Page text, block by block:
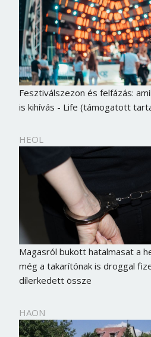
Fesztiválszezon és felfázás:
is kihívás - Life (támogatott
HEOL
Magasról bukott hatalmasat a
még a takarítónak is droggal
dílerkedett össze
HAON